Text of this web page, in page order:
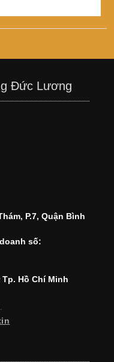
Đức Lương
P.7, Quận Bình
số:
Hồ Chí Minh